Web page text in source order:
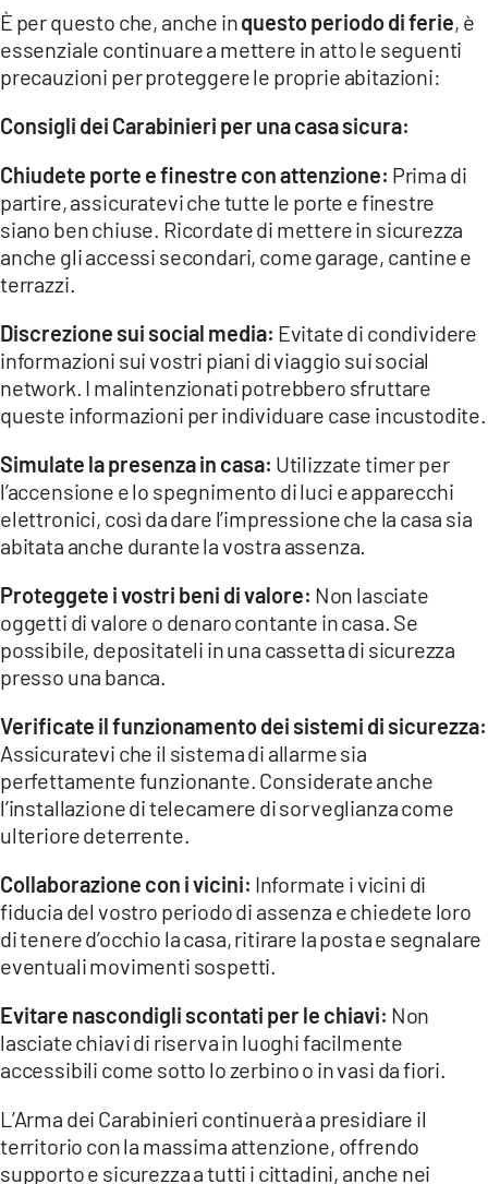
App
ANDROID
APPLE
È per questo che, anche inquesto periodo di ferie, è
essenziale continuare a mettere in atto le seguenti
precauzioni per proteggere le proprie abitazioni:
Consigli dei Carabinieri per una casa sicura:
Chiudete porte e finestre con attenzione: Prima di
partire, assicuratevi che tutte le porte e finestre
siano ben chiuse. Ricordate di mettere in sicurezza
anche gli accessi secondari, come garage, cantine e
terrazzi.
Discrezione sui social media: Evitate di condividere
informazioni sui vostri piani di viaggio sui social
network. I malintenzionati potrebbero sfruttare
queste informazioni per individuare case incustodite.
Simulate la presenza in casa: Utilizzate timer per
l’accensione e lo spegnimento di luci e apparecchi
elettronici, così da dare l’impressione che la casa sia
abitata anche durante la vostra assenza.
Proteggete i vostri beni di valore: Non lasciate
oggetti di valore o denaro contante in casa. Se
possibile, depositateli in una cassetta di sicurezza
presso una banca.
Verificate il funzionamento dei sistemi di sicurezza:
Assicuratevi che il sistema di allarme sia
perfettamente funzionante. Considerate anche
l’installazione di telecamere di sorveglianza come
ulteriore deterrente.
Collaborazione con i vicini: Informate i vicini di
fiducia del vostro periodo di assenza e chiedete loro
di tenere d’occhio la casa, ritirare la posta e segnalare
eventuali movimenti sospetti.
Evitare nascondigli scontati per le chiavi: Non
lasciate chiavi di riserva in luoghi facilmente
accessibili come sotto lo zerbino o in vasi da fiori.
L’Arma dei Carabinieri continuerà a presidiare il
territorio con la massima attenzione, offrendo
supporto e sicurezza a tutti i cittadini, anche nei